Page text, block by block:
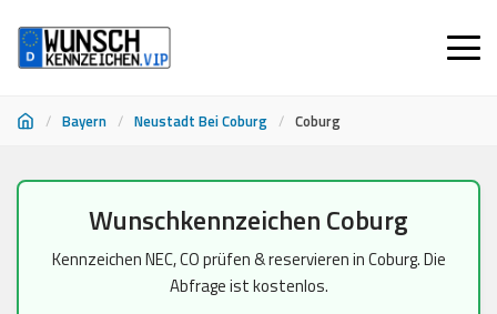
/ Bayern / Neustadt Bei Coburg / Coburg
springen
Wunschkennzeichen Coburg
Kennzeichen NEC, CO prüfen & reservieren in Coburg. Die
Abfrage ist kostenlos.